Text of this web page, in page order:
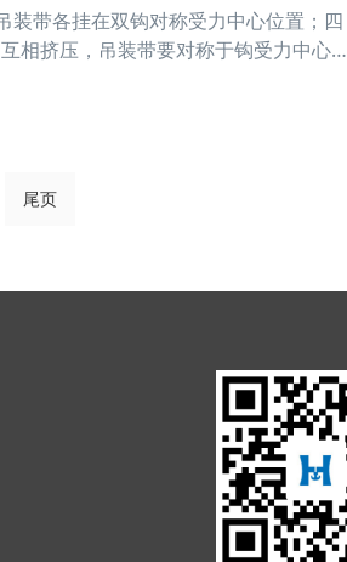
带各挂在双钩对称受力中心位置；四
相挤压，吊装带要对称于钩受力中心。
尾页